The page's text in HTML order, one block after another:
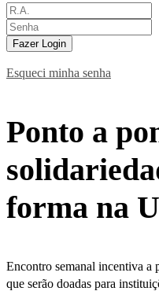
Fazer Login
Esqueci minha senha
Ponto a
forma na
Encontro semanal incentiva a
que serão doadas para